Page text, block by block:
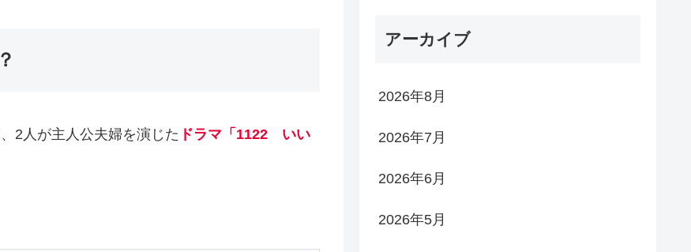
2人が主人公夫婦を演じた ドラマ「1122 いい
アーカイブ
2026年8月
2026年7月
2026年6月
2026年5月